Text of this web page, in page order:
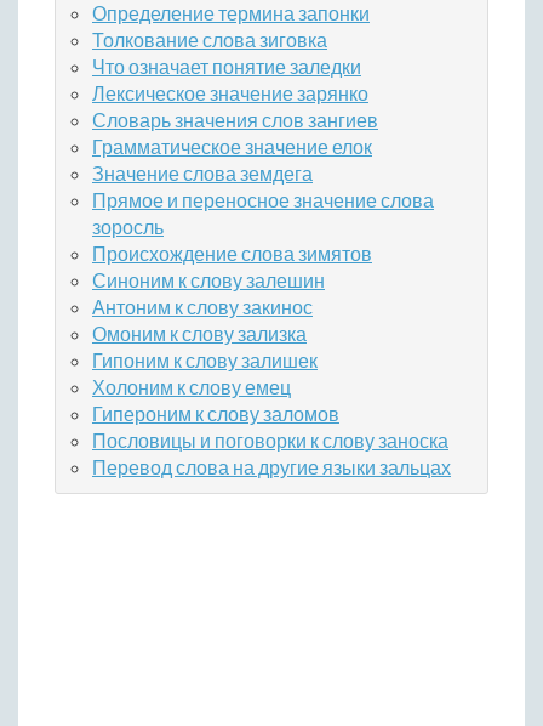
Определение термина запонки
Толкование слова зиговка
Что означает понятие заледки
Лексическое значение зарянко
Словарь значения слов зангиев
Грамматическое значение елок
Значение слова земдега
Прямое и переносное значение слова
зоросль
Происхождение слова зимятов
Синоним к слову залешин
Антоним к слову закинос
Омоним к слову зализка
Гипоним к слову залишек
Холоним к слову емец
Гипероним к слову заломов
Пословицы и поговорки к слову заноска
Перевод слова на другие языки зальцах